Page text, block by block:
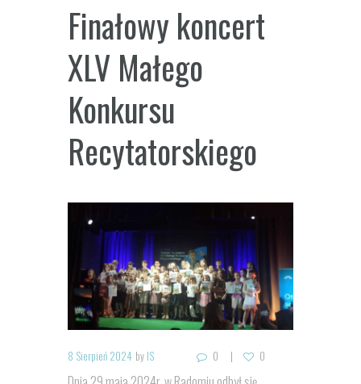
Finałowy koncert
XLV Małego
Konkursu
Recytatorskiego
8 Sierpień 2024 by IS 0 0